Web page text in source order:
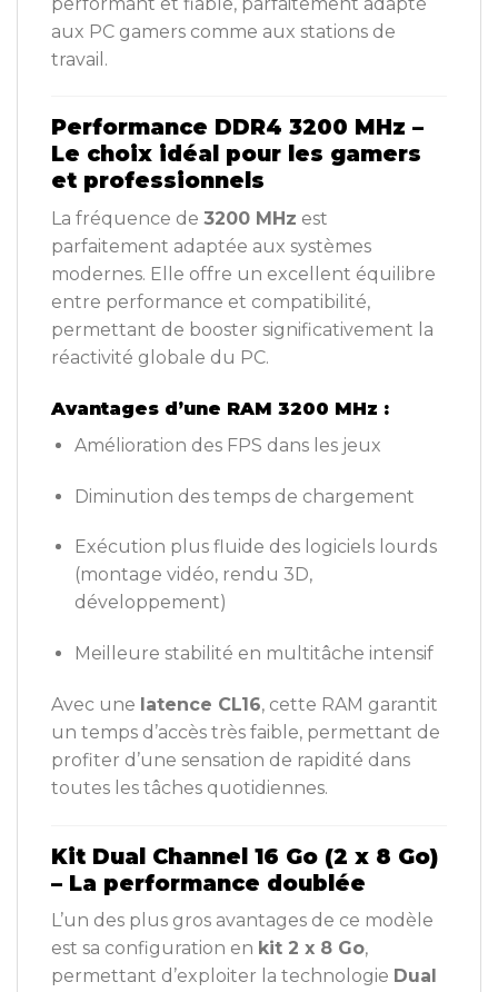
aux PC gamers comme aux stations de
travail.
Performance DDR4 3200 MHz –
Le choix idéal pour les gamers
et professionnels
La fréquence de 3200 MHz est
parfaitement adaptée aux systèmes
modernes. Elle offre un excellent équilibre
entre performance et compatibilité,
permettant de booster significativement la
réactivité globale du PC.
Avantages d’une RAM 3200 MHz :
Amélioration des FPS dans les jeux
Diminution des temps de chargement
Exécution plus fluide des logiciels lourds
(montage vidéo, rendu 3D,
développement)
Meilleure stabilité en multitâche intensif
Avec une latence CL16, cette RAM garantit
un temps d’accès très faible, permettant de
profiter d’une sensation de rapidité dans
toutes les tâches quotidiennes.
Kit Dual Channel 16 Go (2 x 8 Go)
– La performance doublée
L’un des plus gros avantages de ce modèle
est sa configuration en kit 2 x 8 Go,
permettant d’exploiter la technologie Dual